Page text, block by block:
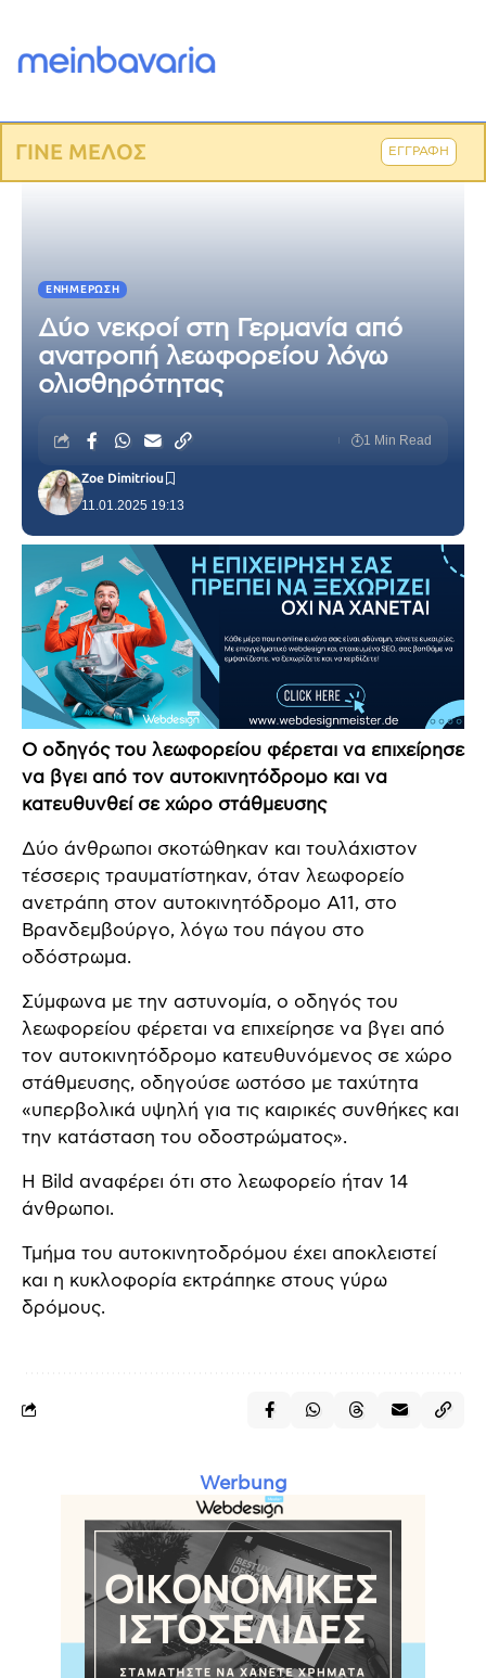
ΓΙΝΕ ΜΕΛΟΣ ΕΓΓΡΑΦΗ
ΕΝΗΜΈΡΩΣΗ
Δύο νεκροί στη Γερμανία από
ανατροπή λεωφορείου λόγω
ολισθηρότητας
11.01.2025 19:13
Zoe Dimitriou
1 Min Read
Ο οδηγός του λεωφορείου φέρεται να επιχείρησε
να βγει από τον αυτοκινητόδρομο και να
κατευθυνθεί σε χώρο στάθμευσης
Δύο άνθρωποι σκοτώθηκαν και τουλάχιστον
τέσσερις τραυματίστηκαν, όταν λεωφορείο
ανετράπη στον αυτοκινητόδρομο Α11, στο
Βρανδεμβούργο, λόγω του πάγου στο
οδόστρωμα.
Σύμφωνα με την αστυνομία, ο οδηγός του
λεωφορείου φέρεται να επιχείρησε να βγει από
τον αυτοκινητόδρομο κατευθυνόμενος σε χώρο
στάθμευσης, οδηγούσε ωστόσο με ταχύτητα
«υπερβολικά υψηλή για τις καιρικές συνθήκες και
την κατάσταση του οδοστρώματος».
Η Bild αναφέρει ότι στο λεωφορείο ήταν 14
άνθρωποι.
Τμήμα του αυτοκινητοδρόμου έχει αποκλειστεί
και η κυκλοφορία εκτράπηκε στους γύρω
δρόμους.
Werbung